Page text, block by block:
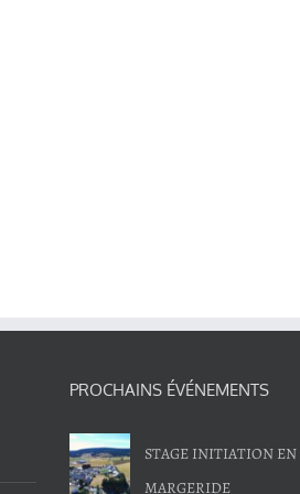
PROCHAINS ÉVÉNEMENTS
STAGE INITIATION EN
MARGERIDE